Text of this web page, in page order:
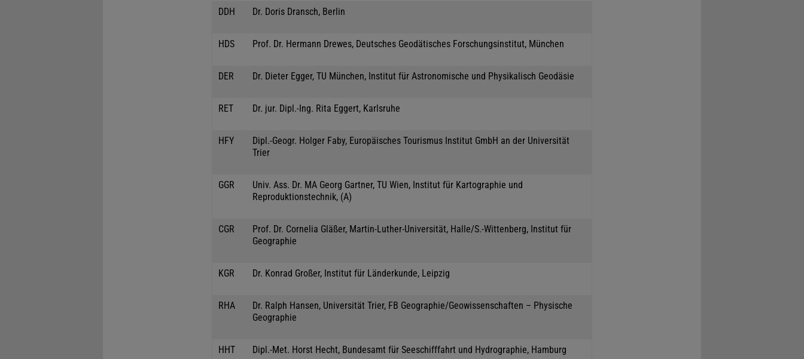
DDH Dr. Doris Dransch, Berlin
HDS Prof. Dr. Hermann Drewes, Deutsches Geodätisches Forschungsinstitut, München
DER Dr. Dieter Egger, TU München, Institut für Astronomische und Physikalisch Geodäsie
RET Dr. jur. Dipl.-Ing. Rita Eggert, Karlsruhe
HFY
Dipl.-Geogr. Holger Faby, Europäisches Tourismus Institut GmbH an der Universität
Trier
GGR
Univ. Ass. Dr. MA Georg Gartner, TU Wien, Institut für Kartographie und
Reproduktionstechnik, (A)
CGR
Prof. Dr. Cornelia Gläßer, Martin-Luther-Universität, Halle/S.-Wittenberg, Institut für
Geographie
KGR Dr. Konrad Großer, Institut für Länderkunde, Leipzig
RHA
Dr. Ralph Hansen, Universität Trier, FB Geographie/Geowissenschaften – Physische
Geographie
HHT Dipl.-Met. Horst Hecht, Bundesamt für Seeschifffahrt und Hydrographie, Hamburg